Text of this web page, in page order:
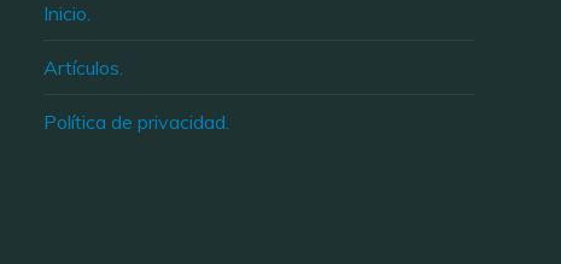
Inicio.
Artículos.
Política de privacidad.